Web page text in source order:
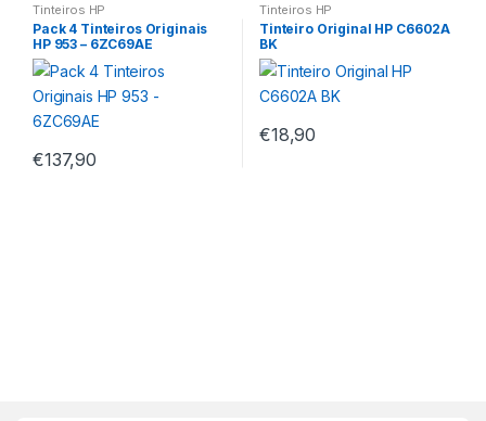
Tinteiros HP
Pack 4 Tinteiros Originais
HP 953 – 6ZC69AE
€137,90
Tinteiros HP
Tinteiro Original HP C6602A
BK
€18,90